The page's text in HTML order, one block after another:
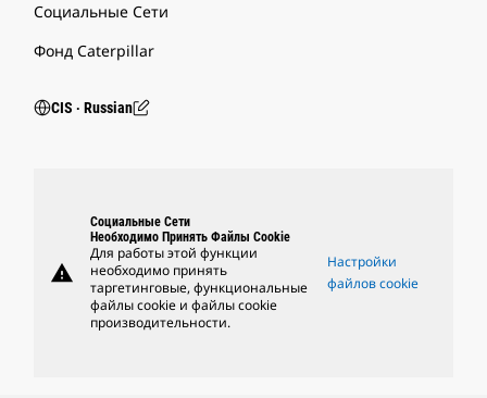
Социальные Сети
Фонд Caterpillar
CIS ‧ Russian
warning
Социальные Сети
Необходимо Принять Файлы Cookie
Для работы этой функции
необходимо принять
таргетинговые, функциональные
файлы cookie и файлы cookie
производительности.
Настройки
файлов cookie